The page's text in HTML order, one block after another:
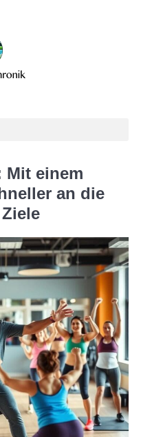
Mit einem
an die